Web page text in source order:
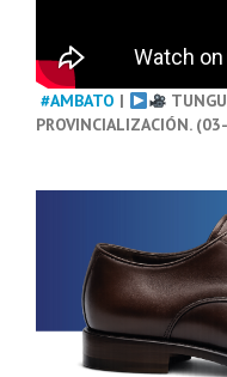
#AMBATO |
PROVINCIALIZACIÓN.